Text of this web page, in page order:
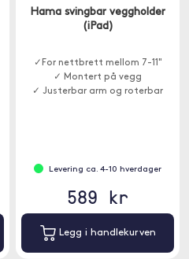
Hama svingbar veggholder
(iPad)
✓For nettbrett mellom 7-11"
✓ Montert på vegg
✓ Justerbar arm og roterbar
Levering ca. 4-10 hverdager
589 kr
Legg i handlekurven